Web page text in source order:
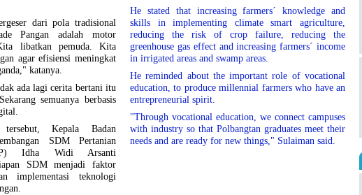
dari pola tradisional
Pangan adalah motor
libatkan pemuda. Kita
agar efisiensi meningkat
katanya.
ada lagi cerita bertani itu
semuanya berbasis
Kepala Badan
SDM Pertanian
Idha Widi Arsanti
SDM menjadi faktor
implementasi teknologi
He stated that increasing farmers´ knowledge and
skills in implementing climate smart agriculture,
reducing the risk of crop failure, reducing the
greenhouse gas effect and increasing farmers´ income
in irrigated areas and swamp areas.
He reminded about the important role of vocational
education, to produce millennial farmers who have an
entrepreneurial spirit.
"Through vocational education, we connect campuses
with industry so that Polbangtan graduates meet their
needs and are ready for new things," Sulaiman said.